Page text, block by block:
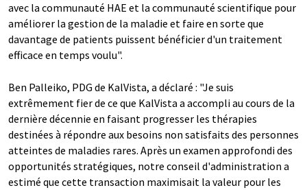
avec la communauté HAE et la communauté scientifique pour
améliorer la gestion de la maladie et faire en sorte que
davantage de patients puissent bénéficier d'un traitement
efficace en temps voulu".
Ben Palleiko, PDG de KalVista, a déclaré : "Je suis
extrêmement fier de ce que KalVista a accompli au cours de la
dernière décennie en faisant progresser les thérapies
destinées à répondre aux besoins non satisfaits des personnes
atteintes de maladies rares. Après un examen approfondi des
opportunités stratégiques, notre conseil d'administration a
estimé que cette transaction maximisait la valeur pour les